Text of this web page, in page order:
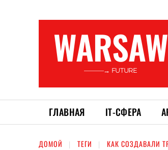
WARSAW
———→ FUTURE
ГЛАВНАЯ ІТ-СФЕРА
ДОМОЙ ТЕГИ КАК СОЗДАВАЛИ